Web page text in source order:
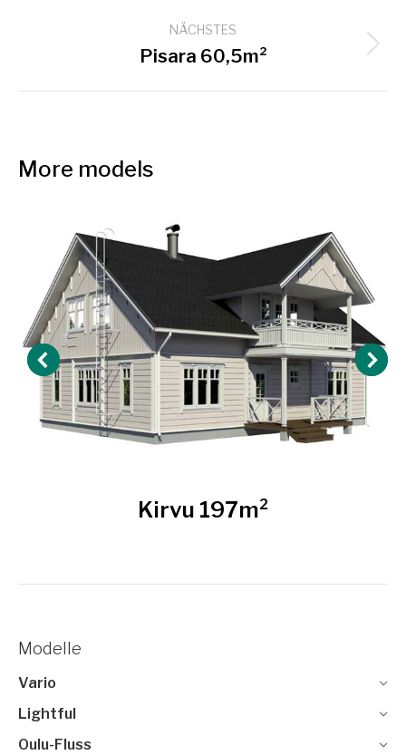
NÄCHSTES
Next
Pisara 60,5m²
More models
Kirvu 197m²
Modelle
Vario
Lightful
Oulu-Fluss